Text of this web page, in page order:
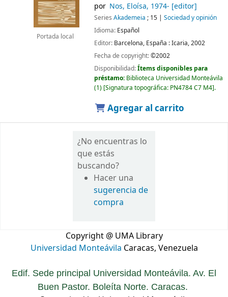
Portada local
por Nos, Eloísa, 1974- [editor]
Series Akad­emeia ; 15| Sociedad y opinión
Idioma: Español
Editor: Barcelona, España :Icaria,2002
Fecha de copyright:©2002
Disponibilidad:Ítems disponibles para
préstamo: Biblioteca Universidad Monteávila
(1) Signatura topográfica: PN4784 C7 M4 .
Agregar al carrito
¿No encuentras lo
que estás
buscando?
Hacer una
sugerencia de
compra
Copyright @ UMA Library
Universidad Monteávila Caracas, Venezuela
Edif. Sede principal Universidad Monteávila. Av. El
Buen Pastor. Boleíta Norte. Caracas.